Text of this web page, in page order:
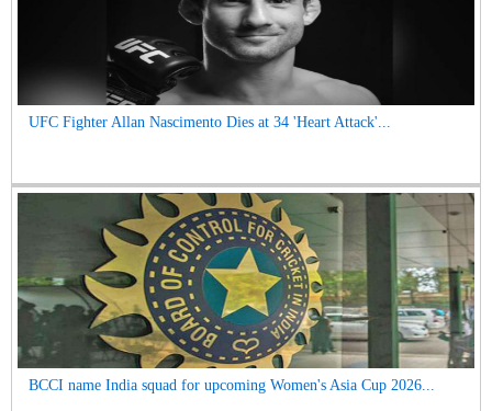
UFC Fighter Allan Nascimento Dies at 34 'Heart Attack'...
BCCI name India squad for upcoming Women's Asia Cup 2026...